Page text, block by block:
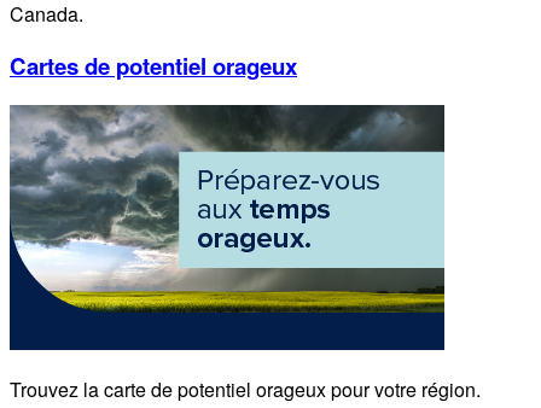
Canada.
Cartes de potentiel orageux
Trouvez la carte de potentiel orageux pour votre région.